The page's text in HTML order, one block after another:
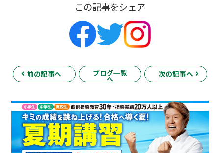
この記事をシェア
前の記事へ ブログ一覧
へ
次の記事へ